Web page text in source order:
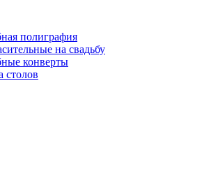
полиграфия
на свадьбу
конверты
столов